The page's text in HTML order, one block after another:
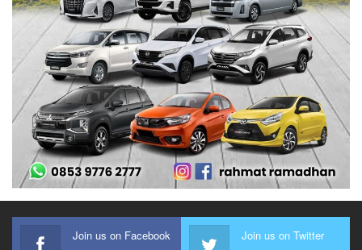
Join us on Facebook Join us on Twitter